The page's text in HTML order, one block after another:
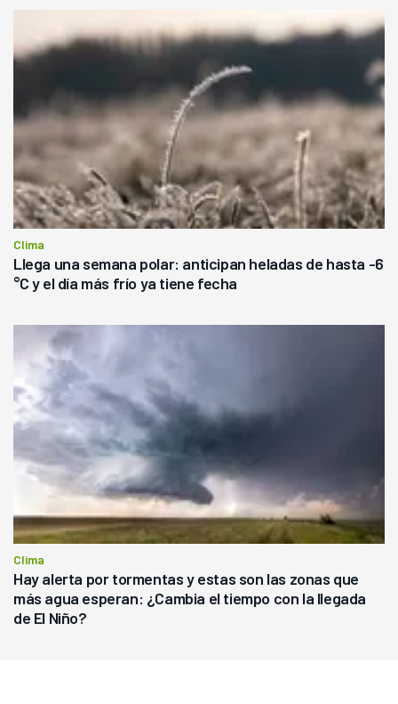
Clima
Llega una semana polar: anticipan heladas de hasta -6
°C y el día más frío ya tiene fecha
Clima
Hay alerta por tormentas y estas son las zonas que
más agua esperan: ¿Cambia el tiempo con la llegada
de El Niño?